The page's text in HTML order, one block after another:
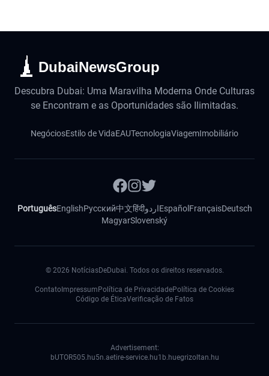
DubaiNewsGroup
Descubra Dubai: Uma Maravilha Moderna Onde Culturas
se Encontram e as Oportunidades são Ilimitadas.
NegóciosEstilo de VidaEAUTecnologiaViagemImobiliário
PortuguêsEnglishРусский中文हिंदीاردوEspañol FrançaisDeutsch
MagyarSlovenský
© 2026 NotíciasDeDubai. Todos os direitos reservados.
Contato Impressum Política de PrivacidadePolítica de Cookies
Código de ÉticaVerificação de Fatos
Advertisement:
bUTOR505.hu5n.aetire-service.hu1b.huegrizoltan.hu